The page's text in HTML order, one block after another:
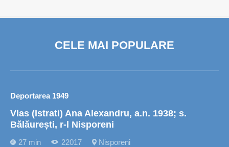
CELE MAI POPULARE
Deportarea 1949
Vlas (Istrati) Ana Alexandru, a.n. 1938; s.
Bălăurești, r-l Nisporeni
27 min 22017 Nisporeni